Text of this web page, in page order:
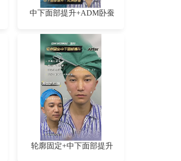
中下面部提升+ADM卧蚕
轮廓固定+中下面部提升